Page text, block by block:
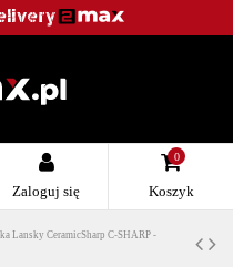
Zaloguj się
0
Koszyk
Lansky CeramicSharp C-SHARP -